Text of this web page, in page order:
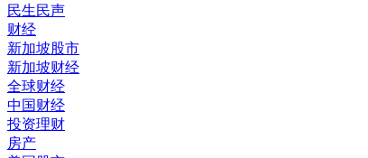
民生民声
财经
新加坡股市
新加坡财经
全球财经
中国财经
投资理财
房产